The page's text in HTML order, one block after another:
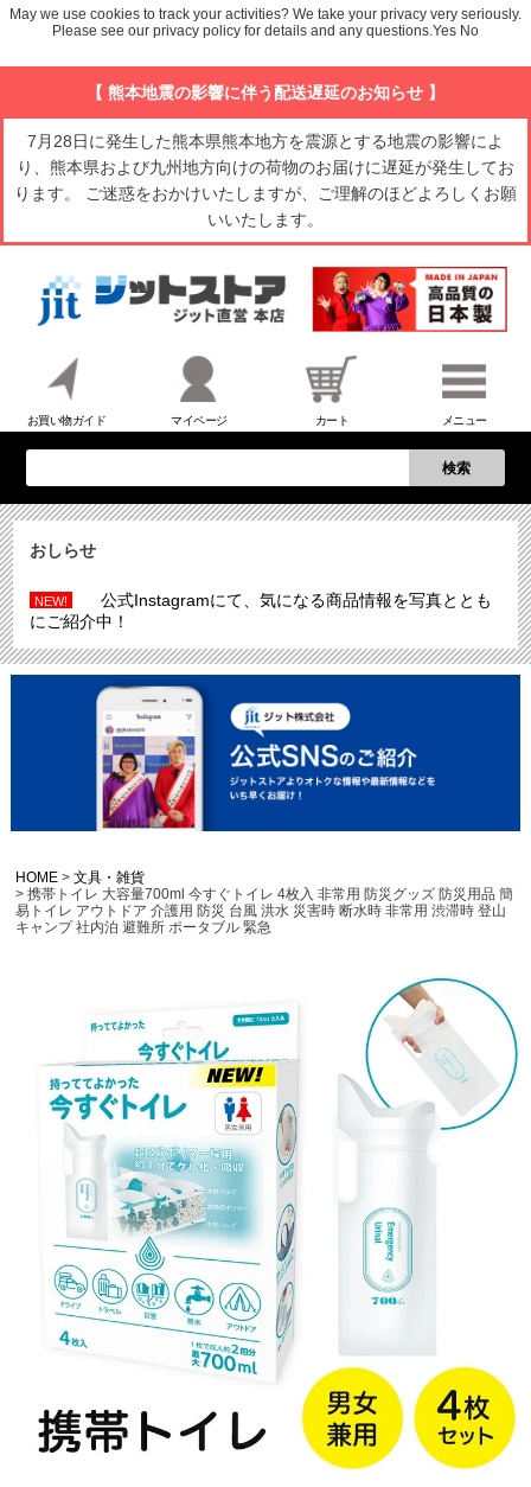
【 熊本地震の影響に伴う配送遅延のお知らせ 】
7月28日に発生した熊本県熊本地方を震源とする地震の影響によ
り、熊本県および九州地方向けの荷物のお届けに遅延が発生してお
ります。 ご迷惑をおかけいたしますが、ご理解のほどよろしくお願
いいたします。
お買い物ガイド マイページ カート メニュー
検索
おしらせ
NEW!
公式Instagramにて、気になる商品情報を写真ととも
にご紹介中！
HOME
文具・雑貨
携帯トイレ 大容量700ml 今すぐトイレ 4枚入 非常用 防災グッズ 防災用品 簡
易トイレ アウトドア 介護用 防災 台風 洪水 災害時 断水時 非常用 渋滞時 登山
キャンプ 社内泊 避難所 ポータブル 緊急
May we use cookies to track your activities? We take your privacy very seriously.
Please see our privacy policy for details and any questions.Yes No